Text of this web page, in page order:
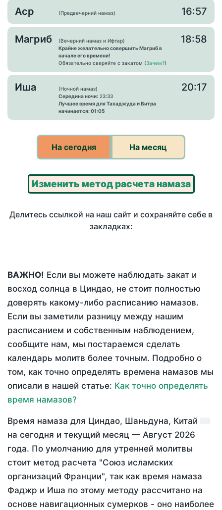
Аср (Предвечерний намаз) 16:57
Магриб
(Вечерний намаз и Ифтар)
Крайне желательно совершить Магриб в
начале его времени!
Обязательно сверяйте с закатом (Зачем?)
18:58
Иша
(Ночной намаз)
Середина ночи: 23:33
Лучшее время для Тахаджуда и Витра
начинается: 01:05
20:17
На сегодня На месяц
Изменить метод расчета намаза
Делитесь ссылкой на наш сайт и сохраняйте себе в
закладках:
ВАЖНО! Если вы можете наблюдать закат и
восход солнца в Циндао, не стоит полностью
доверять какому-либо расписанию намазов.
Если вы заметили разницу между нашим
расписанием и собственным наблюдением,
сообщите нам, мы постараемся сделать
календарь молитв более точным. Подробно о
том, как точно определять времена намазов мы
описали в нашей статье: Как точно определять
время намазов?
Время намаза для Циндао, Шаньдуна, Китай
на сегодня и текущий месяц — Август 2026
года. По умолчанию для утренней молитвы
стоит метод расчета "Союз исламских
организаций Франции", так как время намаза
Фаджр и Иша по этому методу рассчитано на
основе навигационных сумерков - оно наиболее